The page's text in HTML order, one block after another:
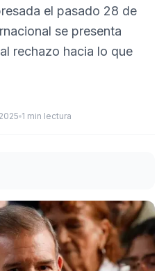
el pasado 28 de
se presenta
rechazo hacia lo que
1 min lectura